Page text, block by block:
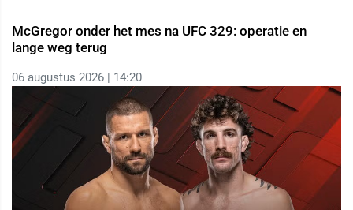
McGregor onder het mes na UFC 329: operatie en
lange weg terug
06 augustus 2026 | 14:20